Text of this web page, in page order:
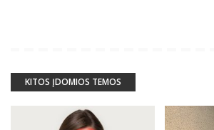
KITOS ĮDOMIOS TEMOS